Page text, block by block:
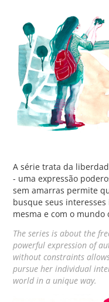
A série trata da
- uma expressão
sem amarras permite
busque seus
mesma e com o
The series is about the
powerful expression of
without constraints
pursue her individual
world in a unique way.